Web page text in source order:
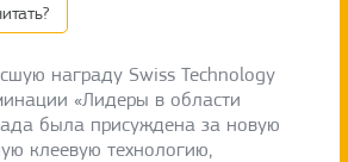
награду Swiss Technology
«Лидеры в области
была присуждена за новую
клеевую технологию,